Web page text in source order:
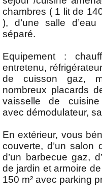
chambres ( 1 lit de
), d’une salle
séparé.
Equipement :
entretenu,
de cuisson gaz,
nombreux placards
vaisselle de
avec démodulateur,
En extérieur, vous
couverte, d’un salon
d’un barbecue gaz,
de jardin et armoire
150 m² avec parking